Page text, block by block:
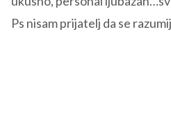
Ps nisam prijatelj da se